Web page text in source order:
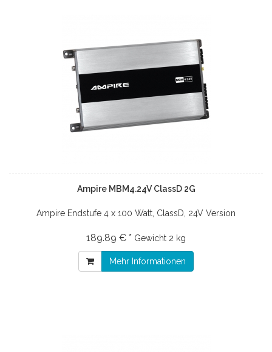
Ampire MBM4.24V ClassD 2G
Ampire Endstufe 4 x 100 Watt, ClassD, 24V Version
189.89 € * Gewicht 2 kg
Mehr Informationen